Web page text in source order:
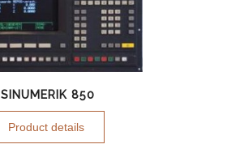
SINUMERIK 850
Product details